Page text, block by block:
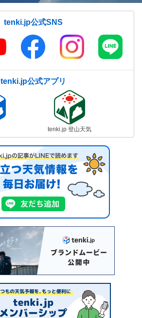
tenki.jp公式SNS
tenki.jp公式アプリ
tenki.jp 登山天気